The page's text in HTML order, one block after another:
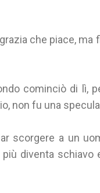
che piace,
cominciò di lì,
non fu una
scorgere a un
diventa schiavo